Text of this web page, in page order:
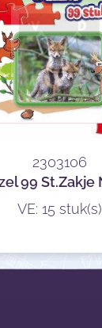
2303106
99 St.Zakje
VE: 15 stuk(s)